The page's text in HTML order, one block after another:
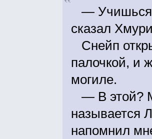
— Учишься,
сказал
Снейп
палочкой, и
могиле.
— В этой?
называется
напомнил